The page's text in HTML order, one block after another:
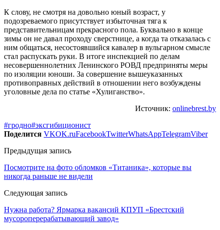
К слову, не смотря на довольно юный возраст, у
подозреваемого присутствует избыточная тяга к
представительницам прекрасного пола. Буквально в конце
зимы он не давал проходу сверстнице, а когда та отказалась с
ним общаться, несостоявшийся кавалер в вульгарном смысле
стал распускать руки. В итоге инспекцией по делам
несовершеннолетних Ленинского РОВД предприняты меры
по изоляции юноши. За совершение вышеуказанных
противоправных действий в отношении него возбуждены
уголовные дела по статье «Хулиганство».
Источник: onlinebrest.by
#гродно#эксгибиционист
Поделится VKOK.ruFacebookTwitterWhatsAppTelegramViber
Предыдущая запись
Посмотрите на фото обломков «Титаника», которые вы
никогда раньше не видели
Следующая запись
Нужна работа? Ярмарка вакансий КПУП «Брестский
мусороперерабатывающий завод»